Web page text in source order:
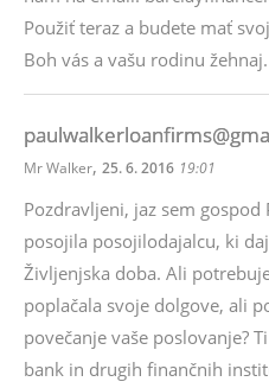
Použiť teraz a budete mať
Boh vás a vašu rodinu žehnaj.
Mr Walker, 25. 6. 2016 19:01
Pozdravljeni, jaz sem gospod
posojila posojilodajalcu, ki
Življenjska doba. Ali
poplačala svoje dolgove, ali
povečanje vaše poslovanje?
bank in drugih finančnih